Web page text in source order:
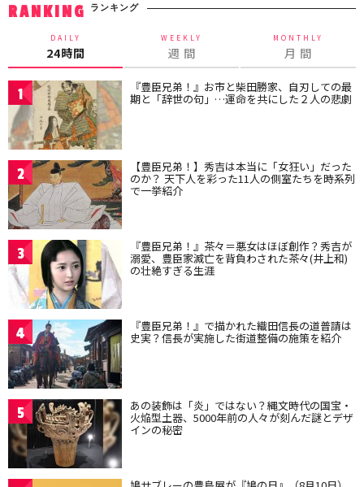
RANKING ランキング
DAILY
24時間
WEEKLY
週 間
MONTHLY
月 間
1 『豊臣兄弟！』お市と柴田勝家、自刃しての最
期と「辞世の句」…運命を共にした２人の悲劇
2 【豊臣兄弟！】秀吉は本当に「女狂い」だった
のか？ 天下人を彩った11人の側室たちを時系列
で一挙紹介
3 『豊臣兄弟！』茶々＝悪女はほぼ創作？秀吉が
溺愛、豊臣家滅亡を背負わされた茶々(井上和)
の壮絶すぎる生涯
4 『豊臣兄弟！』で描かれた織田信長の道普請は
史実？信長が実施した街道整備の施策を紹介
5 あの装飾は「炎」ではない？縄文時代の国宝・
火焔型土器、5000年前の人々が刻んだ謎とデザ
インの秘密